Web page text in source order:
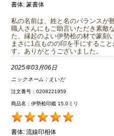
書体: 篆書体
私の名前は、姓と名のバランスが
職人さんにもご助言いただき素敵
た、縁起のよい伊勢桧の材で篆刻
まさに1点ものの印を手にするこ
す。ありがとうございました。
2025年03月06日
ニックネーム： えいだ
注文番号：0208221959
商品名：伊勢桧印鑑 15.0ミリ
書体: 流線印相体